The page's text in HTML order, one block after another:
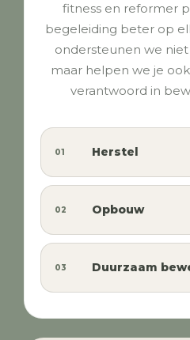
fitness en reformer
begeleiding beter op
ondersteunen we
maar helpen we je
verantwoord in
01 Herstel
02 Opbouw
03 Duurzaam